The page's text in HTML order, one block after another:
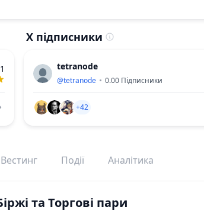
X підписники
tetranode
@tetranode 0.00 Підписники
+42
Вестинг Події Аналітика
та Торгові пари